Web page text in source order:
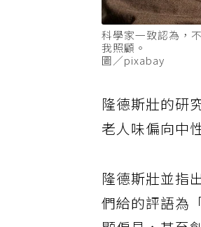
科學家一致認為，
我照顧。
圖／pixabay
隆德斯壯的研
老人味偏向中
隆德斯壯並指
們給的評語為